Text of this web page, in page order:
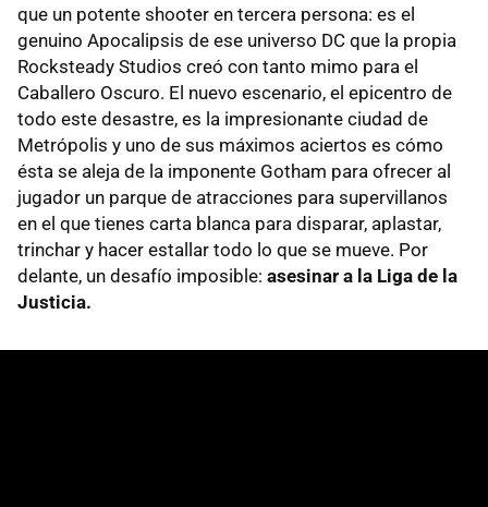
que un potente shooter en tercera persona: es el
genuino Apocalipsis de ese universo DC que la propia
Rocksteady Studios creó con tanto mimo para el
Caballero Oscuro. El nuevo escenario, el epicentro de
todo este desastre, es la impresionante ciudad de
Metrópolis y uno de sus máximos aciertos es cómo
ésta se aleja de la imponente Gotham para ofrecer al
jugador un parque de atracciones para supervillanos
en el que tienes carta blanca para disparar, aplastar,
trinchar y hacer estallar todo lo que se mueve. Por
delante, un desafío imposible: asesinar a la Liga de la
Justicia.